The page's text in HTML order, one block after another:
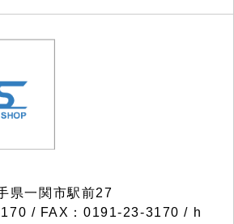
一関市駅前27
/ FAX：0191-23-3170 / h